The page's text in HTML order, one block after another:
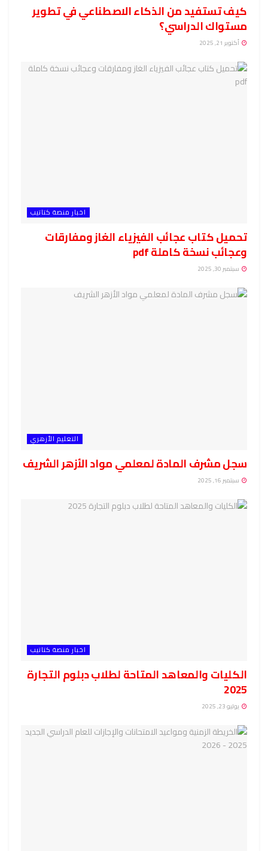
كيف تستفيد من الذكاء الاصطناعي في تطوير
مستواك الدراسي؟
أكتوبر 21, 2025
اخبار منصة كتاتيب
تحميل كتاب عجائب الفيزياء الغاز ومفارقات
وعجائب نسخة كاملة pdf
سبتمبر 30, 2025
التعليم الأزهري
سجل مشرف المادة لمعلمي مواد الأزهر الشريف
سبتمبر 16, 2025
اخبار منصة كتاتيب
الكليات والمعاهد المتاحة لطلاب دبلوم التجارة
2025
يوليو 23, 2025